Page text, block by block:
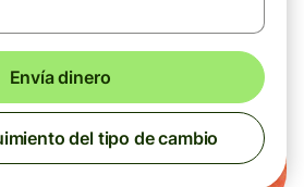
Envía dinero
del tipo de cambio